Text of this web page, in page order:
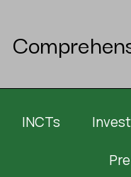
INCTs